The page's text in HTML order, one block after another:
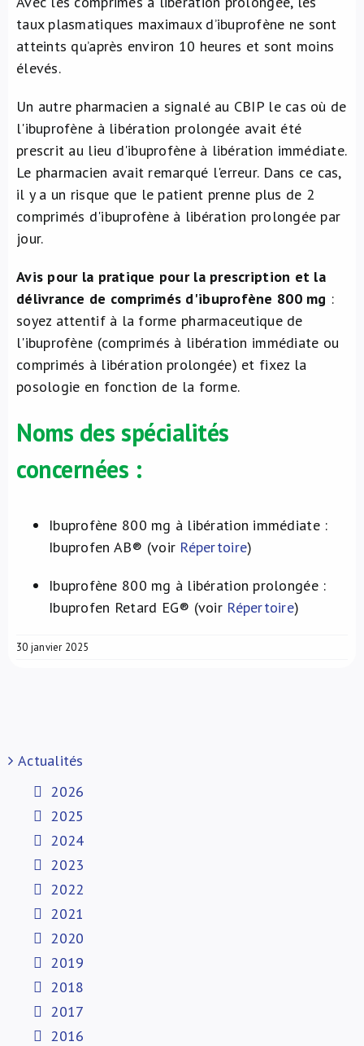
taux plasmatiques maximaux d’ibuprofène ne sont
atteints qu’après environ 10 heures et sont moins
élevés.
Un autre pharmacien a signalé au CBIP le cas où de
l'ibuprofène à libération prolongée avait été
prescrit au lieu d'ibuprofène à libération immédiate.
Le pharmacien avait remarqué l'erreur. Dans ce cas,
il y a un risque que le patient prenne plus de 2
comprimés d'ibuprofène à libération prolongée par
jour.
Avis pour la pratique pour la prescription et la
délivrance de comprimés d'ibuprofène 800 mg :
soyez attentif à la forme pharmaceutique de
l'ibuprofène (comprimés à libération immédiate ou
comprimés à libération prolongée) et fixez la
posologie en fonction de la forme.
Noms des spécialités
concernées :
Ibuprofène 800 mg à libération immédiate :
Ibuprofen AB® (voir Répertoire)
Ibuprofène 800 mg à libération prolongée :
Ibuprofen Retard EG® (voir Répertoire)
30 janvier 2025
Actualités
2026
2025
2024
2023
2022
2021
2020
2019
2018
2017
2016